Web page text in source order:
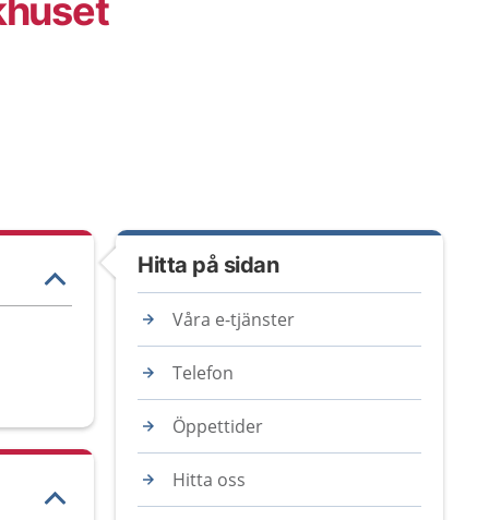
Hitta på sidan
Våra e-tjänster
Telefon
Öppettider
Hitta oss